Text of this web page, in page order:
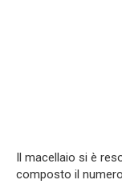
Il macellaio si è
composto il